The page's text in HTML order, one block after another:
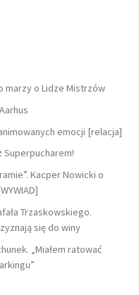
marzy o Lidze Mistrzów
emocji [relacja]
Superpucharem!
Kacper Nowicki o
Trzaskowskiego.
się do winy
„Miałem ratować